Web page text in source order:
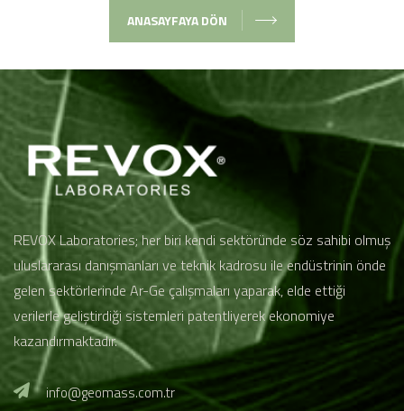
ANASAYFAYA DÖN
REVOX Laboratories; her biri kendi sektöründe söz sahibi olmuş
uluslararası danışmanları ve teknik kadrosu ile endüstrinin önde
gelen sektörlerinde Ar-Ge çalışmaları yaparak, elde ettiği
verilerle geliştirdiği sistemleri patentliyerek ekonomiye
kazandırmaktadır.
info@geomass.com.tr